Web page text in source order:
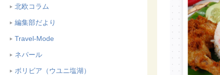
北欧コラム
編集部だより
Travel-Mode
ネパール
ボリビア（ウユニ塩湖）